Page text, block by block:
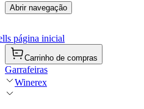
Abrir navegação
página inicial
Carrinho de compras
Garrafeiras
Winerex